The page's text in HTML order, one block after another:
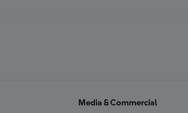
Media & Commercial